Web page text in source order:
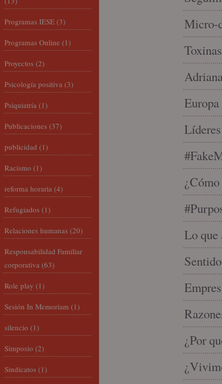
Micro-
Lo que
¿Por
Programas IESE (3)
Programas Online (1)
Proyectos (2)
Psicología positiva (3)
Psiquiatría (1)
Publicaciones (37)
publicidad (1)
Racismo (1)
reforma horaria (4)
Refugiados (1)
Relaciones humanas (20)
Responsabilidad Familiar
corporativa (63)
Role play (1)
Sesión In Memoriam (1)
silencio (1)
Simposio (2)
Sindicatos (1)